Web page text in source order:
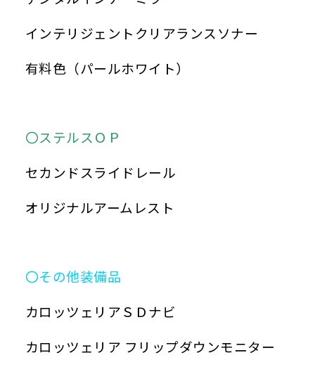
インテリジェントクリアランスソナー
有料色（パールホワイト）
〇ステルスＯＰ
セカンドスライドレール
オリジナルアームレスト
〇その他装備品
カロッツェリアＳＤナビ
カロッツェリア フリップダウンモニター